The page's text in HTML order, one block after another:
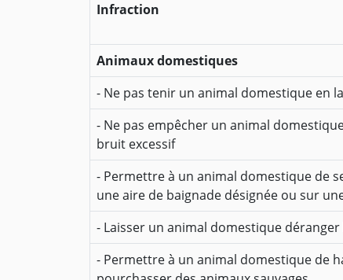
Infraction
Animaux domestiques
- Ne pas tenir un animal domestique en
- Ne pas empêcher un animal
bruit excessif
- Permettre à un animal domestique de
une aire de baignade désignée ou sur
- Laisser un animal domestique déranger
- Permettre à un animal domestique de